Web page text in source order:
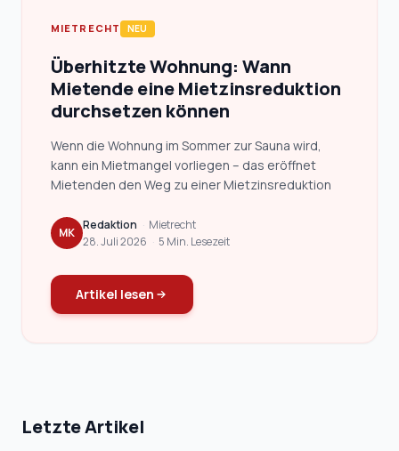
MIETRECHT NEU
Überhitzte Wohnung: Wann
Mietende eine Mietzinsreduktion
durchsetzen können
Wenn die Wohnung im Sommer zur Sauna wird,
kann ein Mietmangel vorliegen – das eröffnet
Mietenden den Weg zu einer Mietzinsreduktion
MK
Redaktion · Mietrecht
28. Juli 2026 · 5 Min. Lesezeit
Artikel lesen
Letzte Artikel